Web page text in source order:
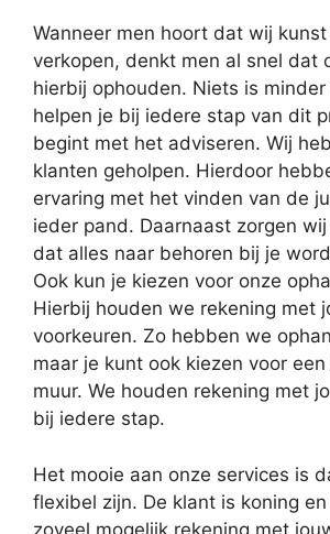
Wanneer men hoort dat wij
verkopen, denkt men al snel dat
hierbij ophouden. Niets is minder
helpen je bij iedere stap van dit
begint met het adviseren. Wij
klanten geholpen. Hierdoor
ervaring met het vinden van de
ieder pand. Daarnaast zorgen
dat alles naar behoren bij je
Ook kun je kiezen voor onze
Hierbij houden we rekening met
voorkeuren. Zo hebben we
maar je kunt ook kiezen voor
muur. We houden rekening met
bij iedere stap.
Het mooie aan onze services is
flexibel zijn. De klant is koning
zoveel mogelijk rekening met